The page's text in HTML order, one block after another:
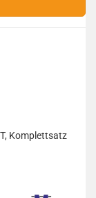
Komplettsatz